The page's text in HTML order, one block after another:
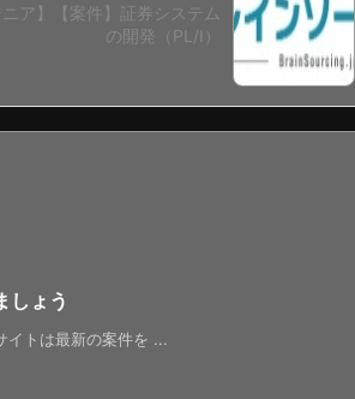
ニア】【案件】証券システム
の開発（PL/I）
しょう
トは最新の案件を ...